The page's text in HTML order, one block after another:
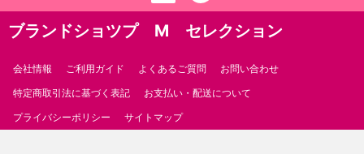
ブランドショツプ M セレクション
会社情報 ご利用ガイド よくあるご質問
お問い合わせ
特定商取引法に基づく表記
お支払い・配送について
プライバシーポリシー
サイトマップ